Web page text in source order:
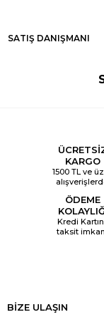
SATIŞ DANIŞMANI
KARGO
1500 TL ve
ÖDEME
Kredi
taksit
BİZE ULAŞIN